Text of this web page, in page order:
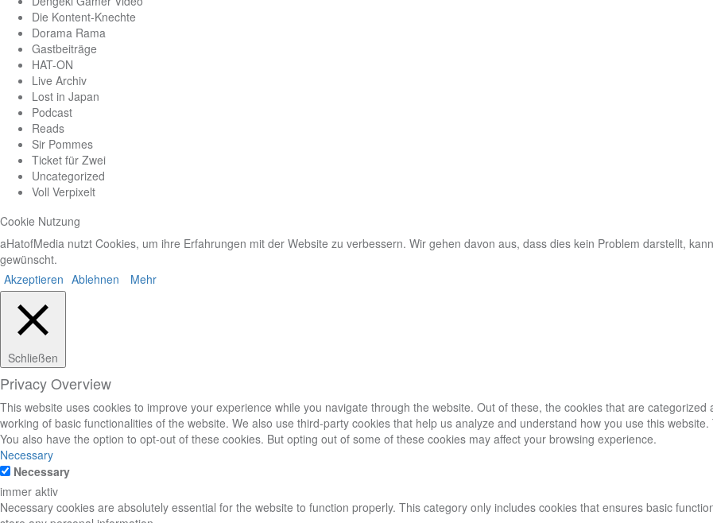
Die Kontent-Knechte
Dorama Rama
Gastbeiträge
HAT-ON
Live Archiv
Lost in Japan
Podcast
Reads
Sir Pommes
Ticket für Zwei
Uncategorized
Voll Verpixelt
Cookie Nutzung
aHatofMedia nutzt Cookies, um ihre Erfahrungen mit der Website zu verbessern. Wir gehen davon aus, dass dies kein Problem darstellt,
gewünscht.
Akzeptieren Ablehnen Mehr
Schließen
Privacy Overview
This website uses cookies to improve your experience while you navigate through the website. Out of these, the cookies that are
working of basic functionalities of the website. We also use third-party cookies that help us analyze and understand how you use this
You also have the option to opt-out of these cookies. But opting out of some of these cookies may affect your browsing experience.
Necessary
Necessary
immer aktiv
Necessary cookies are absolutely essential for the website to function properly. This category only includes cookies that ensures basic